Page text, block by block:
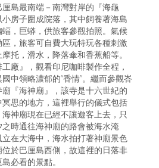
島最南端－南灣對岸的『海龜
房子圍成院落，其中飼養著海島
，巨蟒，供旅客參觀拍照。氣候
，旅客可自費大玩特玩各種刺激
托，滑水，降落傘和香蕉船等。
廠』，觀看印尼咖啡製作全程，
中領略濃郁的“香情”。繼而參觀峇
『海神廟』，該寺是十六世紀的
思的地方，這裡舉行的儀式包括
神廟現在已經不讓遊客上去，只
時通往海神廟的路會被海水淹
在大海中，海水拍打著神廟景色
於巴厘島西側，故這裡的日落非
必看的景點。